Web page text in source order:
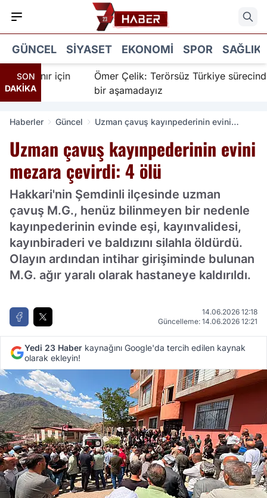
GÜNCEL SIYASET EKONOMI SPOR SAĞLIK
SON
DAKİKA
İnanır için
Ömer Çelik: Terörsüz Türkiye sürecinde
bir aşamadayız
Haberler Güncel
Uzman çavuş kayınpederinin evini
Uzman çavuş kayınpederinin evini
mezara çevirdi: 4 ölü
Hakkari'nin Şemdinli ilçesinde uzman
çavuş M.G., henüz bilinmeyen bir nedenle
kayınpederinin evinde eşi, kayınvalidesi,
kayınbiraderi ve baldızını silahla öldürdü.
Olayın ardından intihar girişiminde bulunan
M.G. ağır yaralı olarak hastaneye kaldırıldı.
14.06.2026 12:18
Güncelleme: 14.06.2026 12:21
Yedi 23 Haber kaynağını Google'da tercih edilen kaynak
olarak ekleyin!